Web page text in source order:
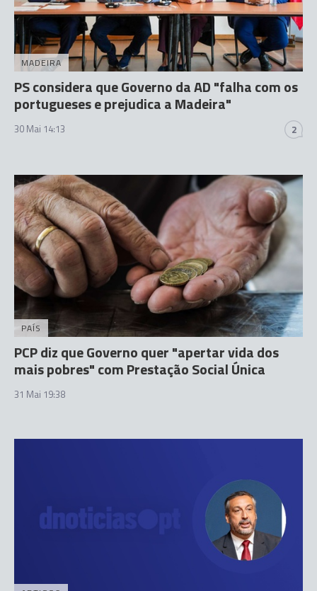
MADEIRA
PS considera que Governo da AD "falha com os
portugueses e prejudica a Madeira"
30 Mai 14:13 2
PAÍS
PCP diz que Governo quer "apertar vida dos
mais pobres" com Prestação Social Única
31 Mai 19:38